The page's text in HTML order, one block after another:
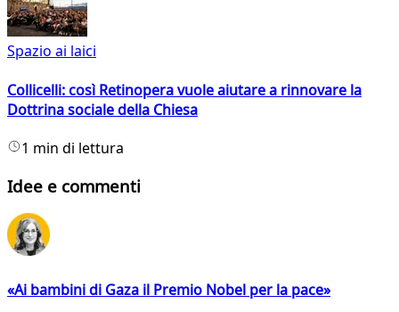
Spazio ai laici
Collicelli: così Retinopera vuole aiutare a rinnovare la
Dottrina sociale della Chiesa
1 min di lettura
Idee e commenti
«Ai bambini di Gaza il Premio Nobel per la pace»